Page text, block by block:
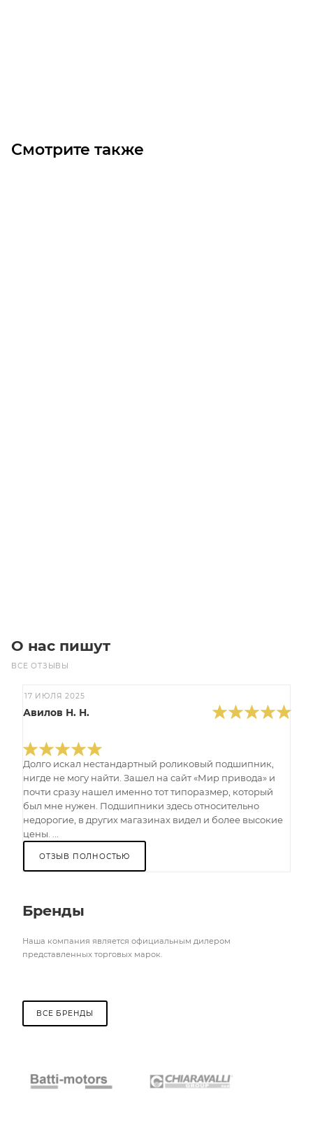
Смотрите также
О нас пишут
ВСЕ ОТЗЫВЫ
17 ИЮЛЯ 2025
Авилов Н. Н.
Долго искал нестандартный роликовый подшипник,
нигде не могу найти. Зашел на сайт «Мир привода» и
почти сразу нашел именно тот типоразмер, который
был мне нужен. Подшипники здесь относительно
недорогие, в других магазинах видел и более высокие
цены. ...
ОТЗЫВ ПОЛНОСТЬЮ
Бренды
Наша компания является официальным дилером
представленных торговых марок.
ВСЕ БРЕНДЫ